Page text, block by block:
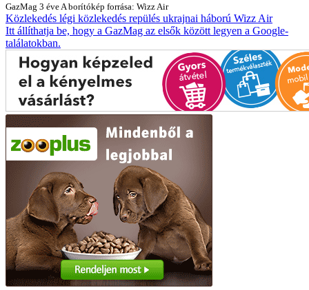
GazMag 3 éve A borítókép forrása: Wizz Air
Közlekedés légi közlekedés repülés ukrajnai háború Wizz Air
Itt állíthatja be, hogy a GazMag az elsők között legyen a Google-
találatokban.